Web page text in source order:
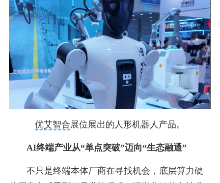
优艾智合展位展出的人形机器人产品。
AI终端产业从“单点突破”迈向“生态融通”
不只是终端本体厂商在寻找机会，底层算力硬